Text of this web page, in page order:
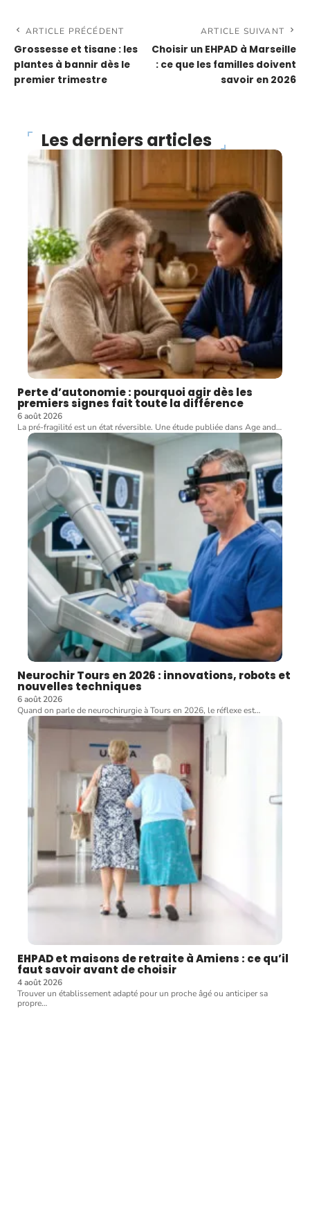
ARTICLE PRÉCÉDENT
Grossesse et tisane : les
plantes à bannir dès le
premier trimestre
ARTICLE SUIVANT
Choisir un EHPAD à Marseille
: ce que les familles doivent
savoir en 2026
Les derniers articles
Perte d’autonomie : pourquoi agir dès les
premiers signes fait toute la différence
6 août 2026
La pré-fragilité est un état réversible. Une étude publiée dans Age and…
Neurochir Tours en 2026 : innovations, robots et
nouvelles techniques
6 août 2026
Quand on parle de neurochirurgie à Tours en 2026, le réflexe est…
EHPAD et maisons de retraite à Amiens : ce qu’il
faut savoir avant de choisir
4 août 2026
Trouver un établissement adapté pour un proche âgé ou anticiper sa
propre…